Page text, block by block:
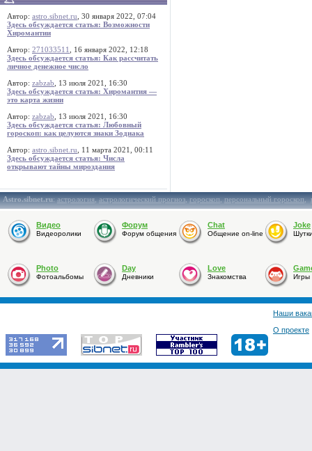
Автор: astro.sibnet.ru , 30 января 2022, 07:04
Здесь обсуждается статья: Возможности
Хиромантии
Автор: 271033511
, 16 января 2022, 12:18
Здесь обсуждается статья: Как рассчитать
личное денежное число
Автор: zabzab , 13 июля 2021, 16:30
Здесь обсуждается статья: Хиромантия —
это карта жизни
Автор: zabzab , 13 июля 2021, 16:30
Здесь обсуждается статья: Любовный
гороскоп: как целуются знаки Зодиака
Автор: astro.sibnet.ru , 11 марта 2021, 00:11
Здесь обсуждается статья: Числа
открывают тайны мироздания
Astro.sibnet.ru:астрология,астрологический прогноз,гороскоп,персональный гороскоп,
Видео
Видеоролики
Форум
Форум общения
Chat
Общение on-line
Joke
Photo
Фотоальбомы
Day
Дневники
Love
Знакомства Игры
Наши
О проекте